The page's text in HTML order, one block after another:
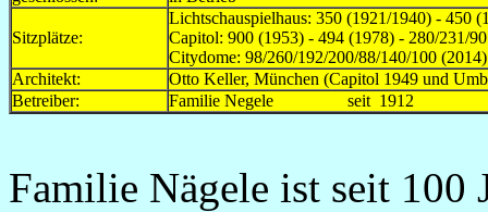
Sitzplätze:
Lichtschauspielhaus: 350 (1921/1940) - 450
Capitol: 900 (1953) - 494 (1978) - 280/231/
Citydome: 98/260/192/200/88/140/100
Architekt:
Otto Keller, München (Capitol 1949 und
Betreiber:
Familie Negele seit 1912
Familie Nägele ist seit